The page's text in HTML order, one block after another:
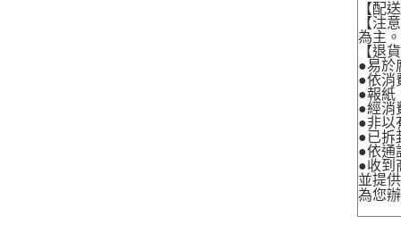
【配
【注
為主。
【退
●易於
●依消
●報紙
●經消
●非以
●已拆
●依通
●收到
並提
為您